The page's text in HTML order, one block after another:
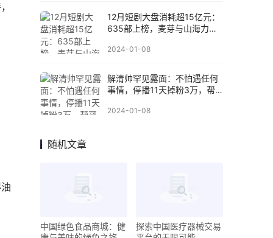
12月短剧大盘消耗超15亿元：
635部上榜，麦芽与山海力压
2024-01-08
解清帅罕见露面：不怕遇任何
事情，停播11天掉粉3万，帮
2024-01-08
随机文章
中国绿色食品商城：健
探索中国医疗器械交易